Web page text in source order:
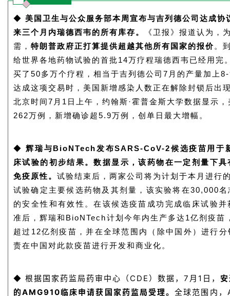
◆ 美国卫生与公众服务部本周宣布与吉列德公司达成协
来三个月内瑞德西韦的所有库存。
《卫报》报道认为，
需， 特朗普政府正打算提供超越其他所有国家的报价。
给世界各地药物试验的首批14万疗程瑞德西韦已经用完
买了50多万个疗程，相当于吉列德公司7月的产量加上
达成这项交易时，美国新增感染人数正在解除封锁后出
北京时间7月1日上午，约翰斯·霍普金斯大学数据显示
262万例，新增确诊超5.9万例，创单日最大增幅。
◆辉瑞与BioNTech发布SARS-CoV-2候选疫苗用于
床试验的初步结果。数据显示，该药物在一定剂量下
免疫原性。 试验结束后，两家公司将为计划于本月进行
试验确定主要候选药物及其剂量，该实验将在30,000
的安全性和有效性。在该候选疫苗成功完成临床试验
准后，辉瑞和BioNTech计划今年内生产多达1亿剂疫苗
超过12亿剂疫苗，并在全球范围内（除中国外）进行
责在中国对此款疫苗进行开发和商业化。
◆ 根据国家药监局 药审中心 （ CDE ）数据，7月1日，
的AMG910临床申请获国家药监局受理。全球范围内